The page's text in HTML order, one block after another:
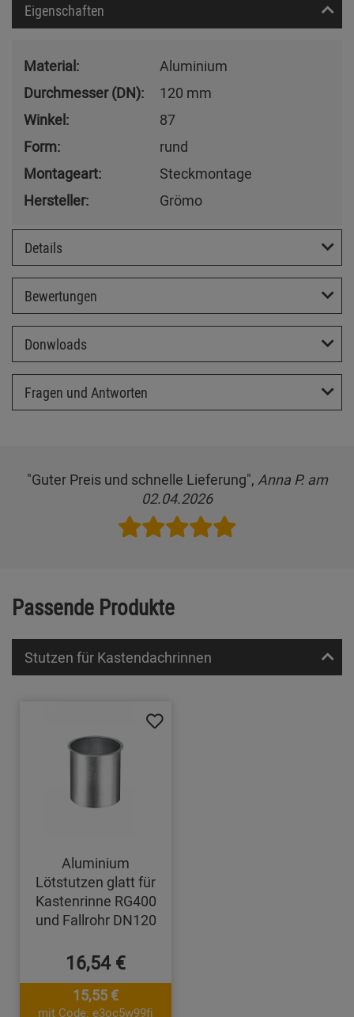
Eigenschaften
Material:
Aluminium
Durchmesser (DN):
120 mm
Winkel:
87
Form:
rund
Montageart:
Steckmontage
Hersteller:
Grömo
Details
Bewertungen
Donwloads
Fragen und Antworten
"Guter Preis und schnelle Lieferung", Anna P. am
02.04.2026
Passende Produkte
Stutzen für Kastendachrinnen
Aluminium
Lötstutzen glatt für
Kastenrinne RG400
und Fallrohr DN120
16,54 €
15,55 €
mit Code: e3oc5w99fj